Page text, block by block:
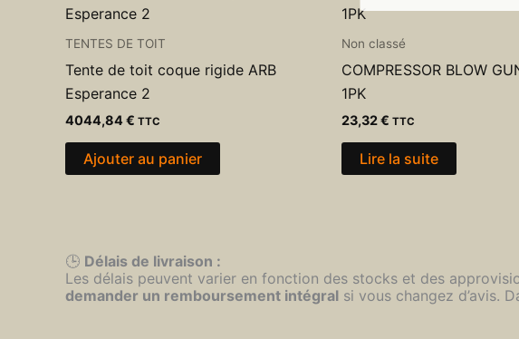
TENTES DE TOIT
Tente de toit coque rigide ARB
Esperance 2
4044,84€ TTC
Ajouter au panier
Non classé
COMPRESSOR BLOW
1PK
23,32€ TTC
Lire la suite
🕒 Délais de livraison :
Les délais peuvent varier en fonction des stocks et des
demander un remboursement intégral si vous changez d’avis.